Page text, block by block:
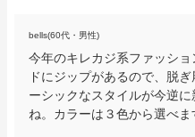
bells(60代・男性)
今年のキレカジ系ファッシ
ドにジップがあるので、脱
ーシックなスタイルが今逆
ね。カラーは３色から選べま